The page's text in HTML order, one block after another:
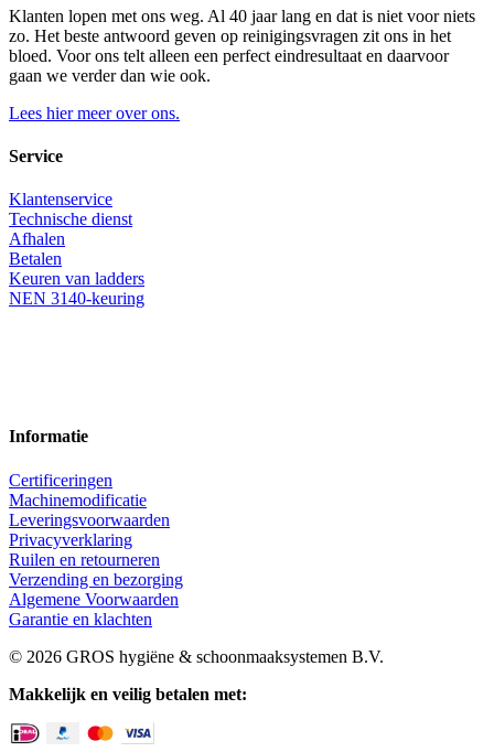
Klanten lopen met ons weg. Al 40 jaar lang en dat is niet voor niets
zo. Het beste antwoord geven op reinigingsvragen zit ons in het
bloed. Voor ons telt alleen een perfect eindresultaat en daarvoor
gaan we verder dan wie ook.
Lees hier meer over ons.
Service
Klantenservice
Technische dienst
Afhalen
Betalen
Keuren van ladders
NEN 3140-keuring
Informatie
Certificeringen
Machinemodificatie
Leveringsvoorwaarden
Privacyverklaring
Ruilen en retourneren
Verzending en bezorging
Algemene Voorwaarden
Garantie en klachten
© 2026 GROS hygiëne & schoonmaaksystemen B.V.
Makkelijk en veilig betalen met: